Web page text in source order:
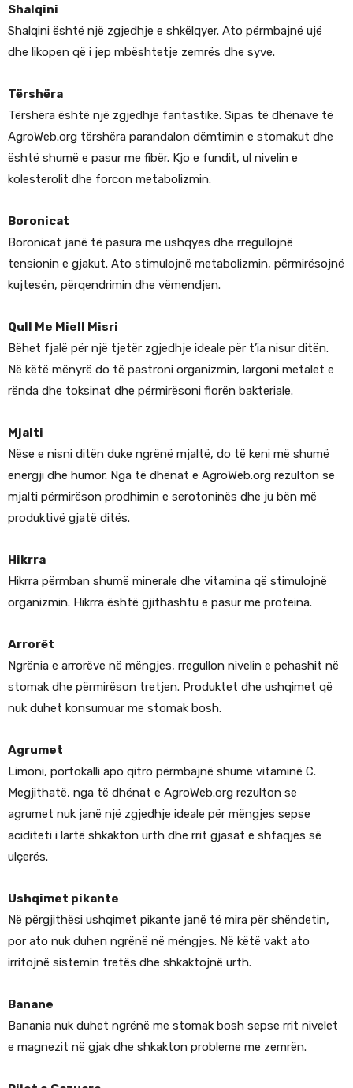
Shalqini
Shalqini është një zgjedhje e shkëlqyer. Ato përmbajnë ujë
dhe likopen që i jep mbështetje zemrës dhe syve.
Tërshëra
Tërshëra është një zgjedhje fantastike. Sipas të dhënave të
AgroWeb.org tërshëra parandalon dëmtimin e stomakut dhe
është shumë e pasur me fibër. Kjo e fundit, ul nivelin e
kolesterolit dhe forcon metabolizmin.
Boronicat
Boronicat janë të pasura me ushqyes dhe rregullojnë
tensionin e gjakut. Ato stimulojnë metabolizmin, përmirësojnë
kujtesën, përqendrimin dhe vëmendjen.
Qull Me Miell Misri
Bëhet fjalë për një tjetër zgjedhje ideale për t’ia nisur ditën.
Në këtë mënyrë do të pastroni organizmin, largoni metalet e
rënda dhe toksinat dhe përmirësoni florën bakteriale.
Mjalti
Nëse e nisni ditën duke ngrënë mjaltë, do të keni më shumë
energji dhe humor. Nga të dhënat e AgroWeb.org rezulton se
mjalti përmirëson prodhimin e serotoninës dhe ju bën më
produktivë gjatë ditës.
Hikrra
Hikrra përmban shumë minerale dhe vitamina që stimulojnë
organizmin. Hikrra është gjithashtu e pasur me proteina.
Arrorët
Ngrënia e arrorëve në mëngjes, rregullon nivelin e pehashit në
stomak dhe përmirëson tretjen. Produktet dhe ushqimet që
nuk duhet konsumuar me stomak bosh.
Agrumet
Limoni, portokalli apo qitro përmbajnë shumë vitaminë C.
Megjithatë, nga të dhënat e AgroWeb.org rezulton se
agrumet nuk janë një zgjedhje ideale për mëngjes sepse
aciditeti i lartë shkakton urth dhe rrit gjasat e shfaqjes së
ulçerës.
Ushqimet pikante
Në përgjithësi ushqimet pikante janë të mira për shëndetin,
por ato nuk duhen ngrënë në mëngjes. Në këtë vakt ato
irritojnë sistemin tretës dhe shkaktojnë urth.
Banane
Banania nuk duhet ngrënë me stomak bosh sepse rrit nivelet
e magnezit në gjak dhe shkakton probleme me zemrën.